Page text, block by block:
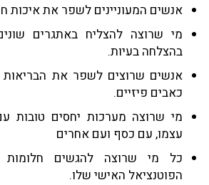
אנשים המעוניינים לשפר את איכות
מי שרוצה להצליח באתגרים
בהצלחה בעיות.
אנשים שרוצים לשפר את הבריאות
כאבים פיזיים.
מי שרוצה מערכות יחסים טובות
עצמו, עם כסף ועם אחרים
כל מי שרוצה להגשים
הפוטנציאל האישי שלו.